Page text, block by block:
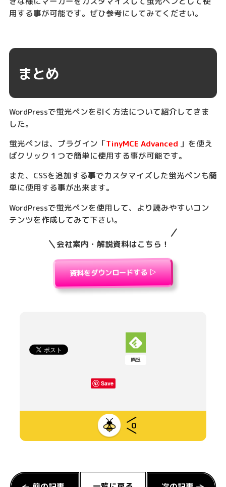
用する事が可能です。ぜひ参考にしてみてください。
まとめ
WordPressで蛍光ペンを引く方法について紹介してきま
した。
蛍光ペンは、プラグイン「TinyMCE Advanced 」を使え
ばクリック１つで簡単に使用する事が可能です。
また、CSSを追加する事でカスタマイズした蛍光ペンも簡
単に使用する事が出来ます。
WordPressで蛍光ペンを使用して、より読みやすいコン
テンツを作成してみて下さい。
会社案内・解説資料はこちら！
資料をダウンロードする ▷
購読
Save
0